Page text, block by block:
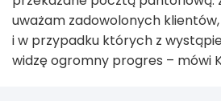
uważam zadowolonych
i w przypadku których z
widzę ogromny progres – mówi